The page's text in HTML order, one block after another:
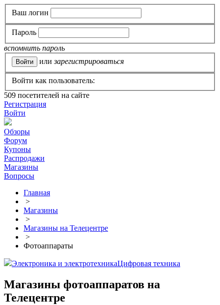
Ваш логин
Пароль
вспомнить пароль
или зарегистрироваться
Войти как пользователь:
509 посетителей на сайте
Регистрация
Войти
Обзоры
Форум
Купоны
Распродажи
Магазины
Вопросы
Главная
>
Магазины
>
Магазины на Телецентре
>
Фотоаппараты
Электроника и электротехникаЦифровая техника
Магазины фотоаппаратов на
Телецентре